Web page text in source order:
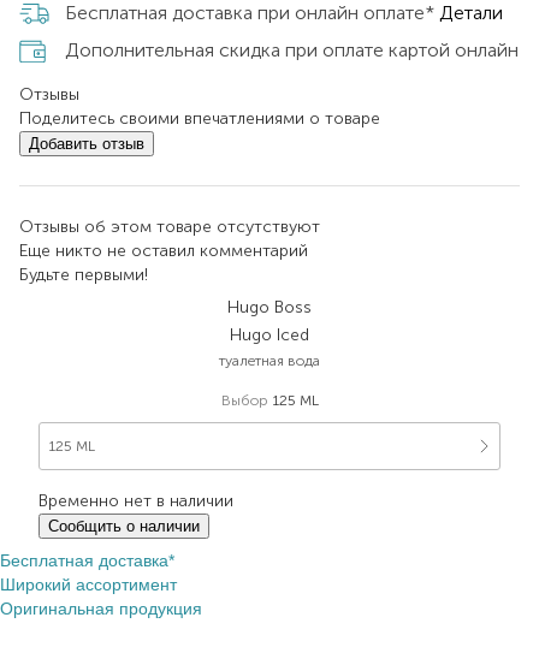
Бесплатная доставка при онлайн оплате* Детали
Дополнительная скидка при оплате картой онлайн
Отзывы
Поделитесь своими впечатлениями о товаре
Добавить отзыв
Отзывы об этом товаре отсутствуют
Еще никто не оставил комментарий
Будьте первыми!
Hugo Boss
Hugo Iced
туалетная вода
Выбор 125 ML
125 ML
Временно нет в наличии
Сообщить о наличии
Бесплатная доставка*
Широкий ассортимент
Оригинальная продукция